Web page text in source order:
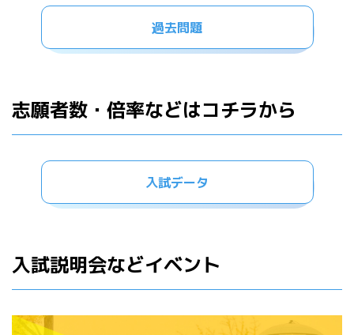
過去問題
志願者数・倍率などはコチラから
入試データ
入試説明会などイベント